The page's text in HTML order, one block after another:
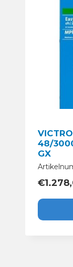
48/
GX
€